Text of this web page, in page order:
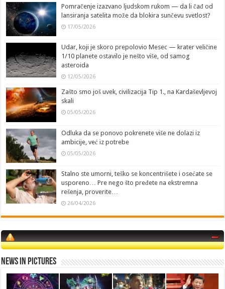
Pomračenje izazvano ljudskom rukom — da li čađ od
lansiranja satelita može da blokira sunčevu svetlost?
17/05/2026
Udar, koji je skoro prepolovio Mesec — krater veličine
1/10 planete ostavilo je nešto više, od samog
asteroida
12/05/2026
Zašto smo još uvek, civilizacija Tip 1., na Kardaševljevoj
skali
05/05/2026
Odluka da se ponovo pokrenete više ne dolazi iz
ambicije, već iz potrebe
05/05/2026
Stalno ste umorni, teško se koncentrišete i osećate se
usporeno… Pre nego što pređete na ekstremna
rešenja, proverite…
26/04/2026
News in Pictures